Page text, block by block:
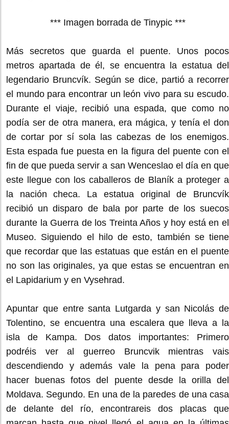
*** Imagen borrada de Tinypic ***
Más secretos que guarda el puente. Unos pocos
metros apartada de él, se encuentra la estatua del
legendario Bruncvík. Según se dice, partió a recorrer
el mundo para encontrar un león vivo para su escudo.
Durante el viaje, recibió una espada, que como no
podía ser de otra manera, era mágica, y tenía el don
de cortar por sí sola las cabezas de los enemigos.
Esta espada fue puesta en la figura del puente con el
fin de que pueda servir a san Wenceslao el día en que
este llegue con los caballeros de Blaník a proteger a
la nación checa. La estatua original de Bruncvík
recibió un disparo de bala por parte de los suecos
durante la Guerra de los Treinta Años y hoy está en el
Museo. Siguiendo el hilo de esto, también se tiene
que recordar que las estatuas que están en el puente
no son las originales, ya que estas se encuentran en
el Lapidarium y en Vysehrad.
Apuntar que entre santa Lutgarda y san Nicolás de
Tolentino, se encuentra una escalera que lleva a la
isla de Kampa. Dos datos importantes: Primero
podréis ver al guerreo Bruncvik mientras vais
descendiendo y además vale la pena para poder
hacer buenas fotos del puente desde la orilla del
Moldava. Segundo. En una de la paredes de una casa
de delante del río, encontrareis dos placas que